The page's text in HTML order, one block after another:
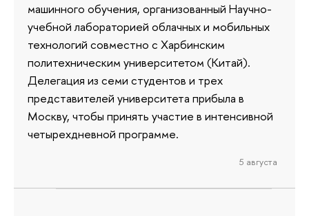
машинного обучения, организованный Научно-
учебной лабораторией облачных и мобильных
технологий совместно с Харбинским
политехническим университетом (Китай).
Делегация из семи студентов и трех
представителей университета прибыла в
Москву, чтобы принять участие в интенсивной
четырехдневной программе.
5 августа